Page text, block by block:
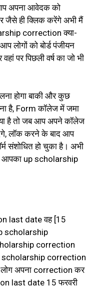
अपना आवेदक को
जैसे ही क्लिक करेंगे अभी मैं
correction क्या-
लोगों को बोर्ड पंजीयन
पर पिछली वर्ष का जो भी
होगा बाकी और कुछ
है, Form कॉलेज में जमा
है तो जब आप अपने कॉलेज
लॉक करने के बाद आप
संशोधित हो चुका है। अभी
आपका up scholarship
last date वह [15
scholarship
correction
correction
अपना correction कर
last date 15 फरवरी